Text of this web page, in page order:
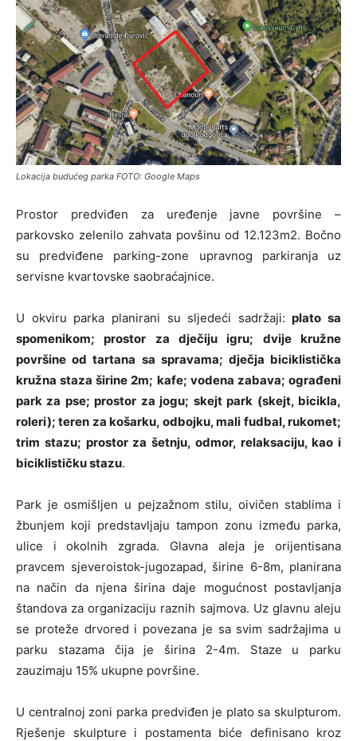
Lokacija budućeg parka FOTO: Google Maps
Prostor predviđen za uređenje javne površine –
parkovsko zelenilo zahvata povšinu od 12.123m2. Bočno
su predviđene parking-zone upravnog parkiranja uz
servisne kvartovske saobraćajnice.
U okviru parka planirani su sljedeći sadržaji:plato sa
spomenikom; prostor za dječiju igru; dvije kružne
površine od tartana sa spravama; dječja biciklistička
kružna staza širine 2m; kafe; vodena zabava; ograđeni
park za pse; prostor za jogu; skejt park (skejt, bicikla,
roleri); teren za košarku, odbojku, mali fudbal, rukomet;
trim stazu; prostor za šetnju, odmor, relaksaciju, kao i
biciklističku stazu.
Park je osmišljen u pejzažnom stilu, oivičen stablima i
žbunjem koji predstavljaju tampon zonu između parka,
ulice i okolnih zgrada. Glavna aleja je orijentisana
pravcem sjeveroistok-jugozapad, širine 6-8m, planirana
na način da njena širina daje mogućnost postavljanja
štandova za organizaciju raznih sajmova. Uz glavnu aleju
se proteže drvored i povezana je sa svim sadržajima u
parku stazama čija je širina 2-4m. Staze u parku
zauzimaju 15% ukupne površine.
U centralnoj zoni parka predviđen je plato sa skulpturom.
Rješenje skulpture i postamenta biće definisano kroz